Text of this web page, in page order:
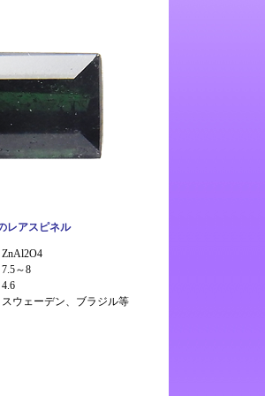
レアスピネル
～8
ウェーデン、ブラジル等